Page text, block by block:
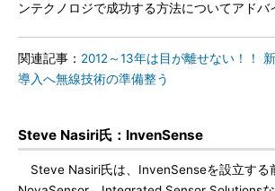
ンテクノロジで成功する方法についてアドバ
関連記事： 2012～13年は目が離せない！！
導入へ無線技術の準備整う
Steve Nasiri氏：InvenSense
Steve Nasiri氏は、InvenSenseを設立する